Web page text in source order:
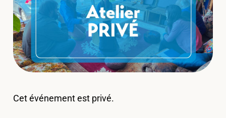
Cet événement est privé.